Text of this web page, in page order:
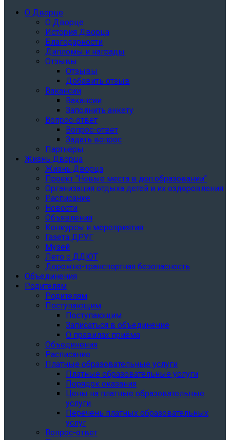
О Дворце
О Дворце
История Дворца
Благодарности
Дипломы и награды
Отзывы
Отзывы
Добавить отзыв
Вакансии
Вакансии
Заполнить анкету
Вопрос-ответ
Вопрос-ответ
Задать вопрос
Партнёры
Жизнь Дворца
Жизнь Дворца
Проект "Новые места в доп.образовании"
Организация отдыха детей и их оздоровления
Расписание
Новости
Объявления
Конкурсы и мероприятия
Газета ДРУГ
Музей
Лето с ДДЮТ
Дорожно-транспортная безопасность
Объединения
Родителям
Родителям
Поступающим
Поступающим
Записаться в объединение
О правилах приёма
Объединения
Расписание
Платные образовательные услуги
Платные образовательные услуги
Порядок оказания
Цены на платные образовательные
услуги
Перечень платных образовательных
услуг
Вопрос-ответ